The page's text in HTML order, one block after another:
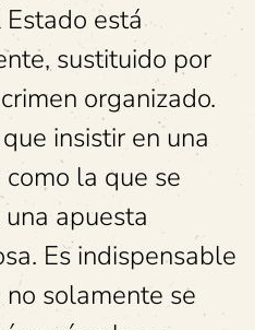
está
sustituido por
organizado.
insistir en una
la que se
apuesta
Es indispensable
solamente se